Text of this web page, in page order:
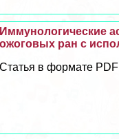
Иммунологические
ожоговых ран с
Статья в формате PDF